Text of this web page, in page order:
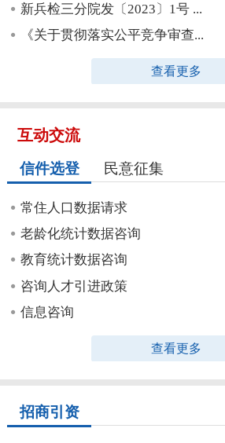
新兵检三分院发〔2023〕1号 ...
《关于贯彻落实公平竞争审查...
查看更多
互动交流
信件选登 民意征集
常住人口数据请求
老龄化统计数据咨询
教育统计数据咨询
咨询人才引进政策
信息咨询
查看更多
招商引资